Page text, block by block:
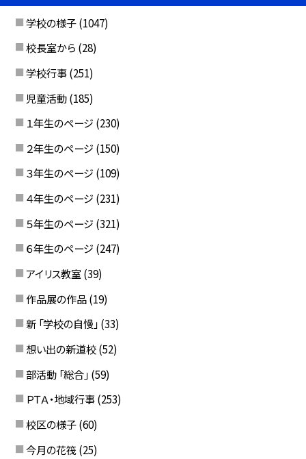
学校の様子 (1047)
校長室から (28)
学校行事 (251)
児童活動 (185)
１年生のページ (230)
２年生のページ (150)
３年生のページ (109)
４年生のページ (231)
５年生のページ (321)
６年生のページ (247)
アイリス教室 (39)
作品展の作品 (19)
新 「学校の自慢」 (33)
想い出の新道校 (52)
部活動 「総合」 (59)
ＰＴＡ・地域行事 (253)
校区の様子 (60)
今月の花筏 (25)